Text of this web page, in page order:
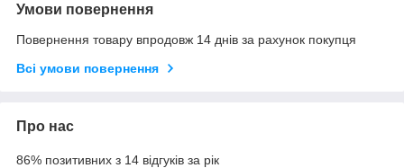
Умови повернення
Повернення товару впродовж 14 днів за рахунок покупця
Всі умови повернення
Про нас
86% позитивних з 14 відгуків за рік